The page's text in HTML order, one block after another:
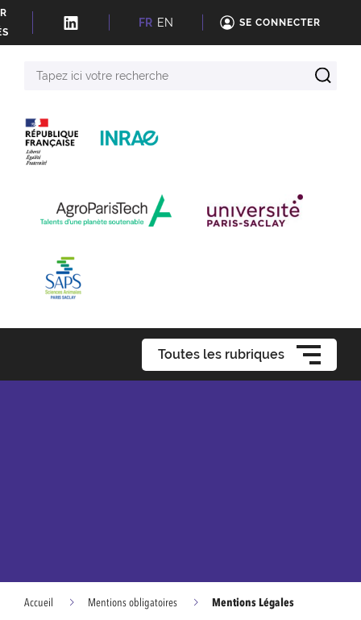
FR EN SE CONNECTER
Toutes les rubriques
Accueil Mentions obligatoires Mentions Légales